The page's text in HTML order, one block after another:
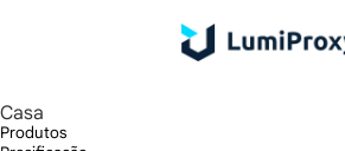
Casa
Produtos